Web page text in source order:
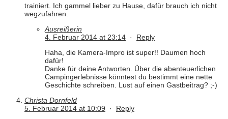
trainiert. Ich gammel lieber zu Hause, dafür brauch ich nicht
wegzufahren.
Ausreißerin
4. Februar 2014 at 23:14 · Reply
Haha, die Kamera-Impro ist super!! Daumen hoch
dafür!
Danke für deine Antworten. Über die abenteuerlichen
Campingerlebnisse könntest du bestimmt eine nette
Geschichte schreiben. Lust auf einen Gastbeitrag? ;-)
Christa Dornfeld
5. Februar 2014 at 10:09 · Reply